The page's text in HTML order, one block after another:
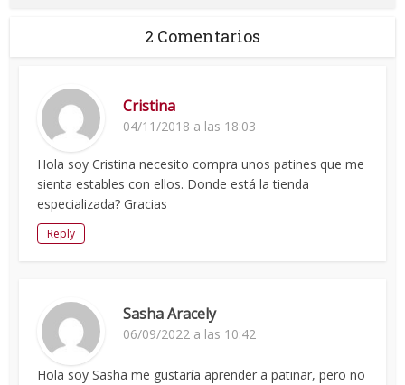
2 Comentarios
Cristina
04/11/2018 a las 18:03
Hola soy Cristina necesito compra unos patines que me
sienta estables con ellos. Donde está la tienda
especializada? Gracias
Reply
Sasha Aracely
06/09/2022 a las 10:42
Hola soy Sasha me gustaría aprender a patinar, pero no